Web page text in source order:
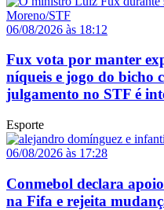
06/08/2026 às 18:12
Fux vota por manter
níqueis e jogo do bicho
julgamento no STF é
Esporte
06/08/2026 às 17:28
Conmebol declara
na Fifa e rejeita